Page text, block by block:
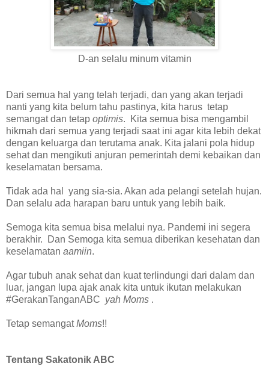
D-an selalu minum vitamin
Dari semua hal yang telah terjadi, dan yang akan terjadi
nanti yang kita belum tahu pastinya, kita harus tetap
semangat dan tetap optimis. Kita semua bisa mengambil
hikmah dari semua yang terjadi saat ini agar kita lebih dekat
dengan keluarga dan terutama anak. Kita jalani pola hidup
sehat dan mengikuti anjuran pemerintah demi kebaikan dan
keselamatan bersama.
Tidak ada hal yang sia-sia. Akan ada pelangi setelah hujan.
Dan selalu ada harapan baru untuk yang lebih baik.
Semoga kita semua bisa melalui nya. Pandemi ini segera
berakhir. Dan Semoga kita semua diberikan kesehatan dan
keselamatan aamiin.
Agar tubuh anak sehat dan kuat terlindungi dari dalam dan
luar, jangan lupa ajak anak kita untuk ikutan melakukan
#GerakanTanganABC yah Moms .
Tetap semangatMoms!!
Tentang Sakatonik ABC